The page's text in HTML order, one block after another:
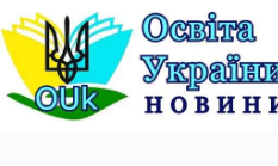
Перейти
до
вмісту